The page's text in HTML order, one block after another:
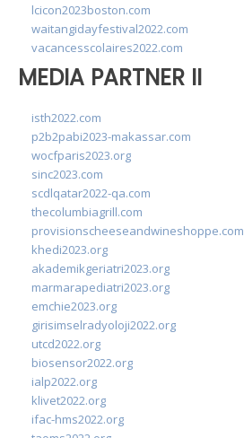
lcicon2023boston.com
waitangidayfestival2022.com
vacancesscolaires2022.com
MEDIA PARTNER II
isth2022.com
p2b2pabi2023-makassar.com
wocfparis2023.org
sinc2023.com
scdlqatar2022-qa.com
thecolumbiagrill.com
provisionscheeseandwineshoppe.com
khedi2023.org
akademikgeriatri2023.org
marmarapediatri2023.org
emchie2023.org
girisimselradyoloji2022.org
utcd2022.org
biosensor2022.org
ialp2022.org
klivet2022.org
ifac-hms2022.org